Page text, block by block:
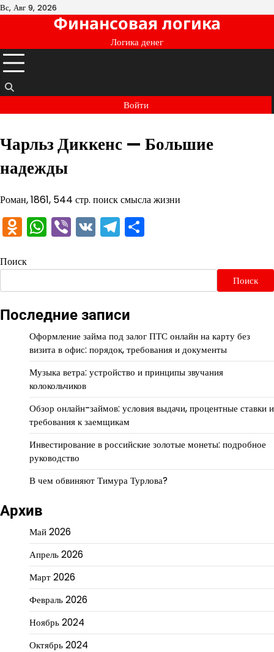
Перейти
Вс, Авг 9, 2026
Финансовая логика
Логика денег
Войти
Чарльз Диккенс — Большие
надежды
Роман, 1861, 544 стр. поиск смысла жизни
Odnoklassniki
WhatsApp
Viber
VKTelegram
Поиск
Поиск
Последние записи
Оформление займа под залог ПТС онлайн на карту без
визита в офис: порядок, требования и документы
Музыка ветра: устройство и принципы звучания
колокольчиков
Обзор онлайн-займов: условия выдачи, процентные ставки и
требования к заемщикам
Инвестирование в российские золотые монеты: подробное
руководство
В чем обвиняют Тимура Турлова?
Архив
Май 2026
Апрель 2026
Март 2026
Февраль 2026
Ноябрь 2024
Октябрь 2024